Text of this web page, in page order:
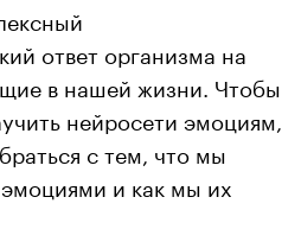
ответ организма на
в нашей жизни. Чтобы
нейросети эмоциям,
с тем, что мы
и как мы их